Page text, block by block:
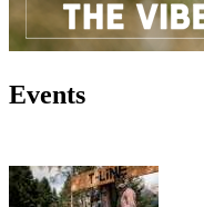
Events